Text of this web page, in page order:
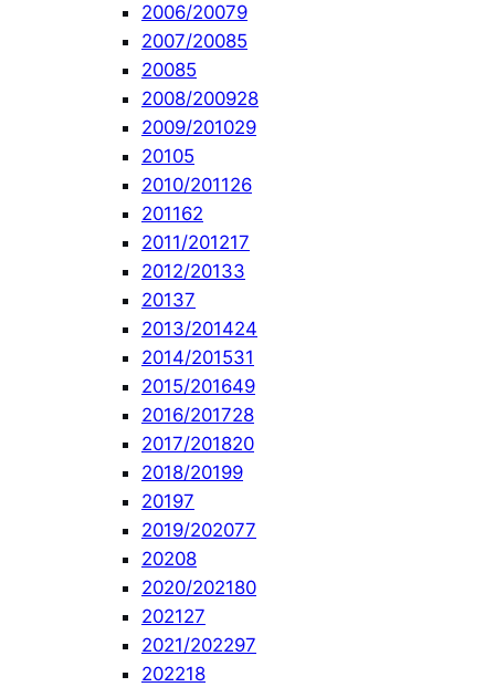
2006/20079
2007/20085
20085
2008/200928
2009/201029
20105
2010/201126
201162
2011/201217
2012/20133
20137
2013/201424
2014/201531
2015/201649
2016/201728
2017/201820
2018/20199
20197
2019/202077
20208
2020/202180
202127
2021/202297
202218